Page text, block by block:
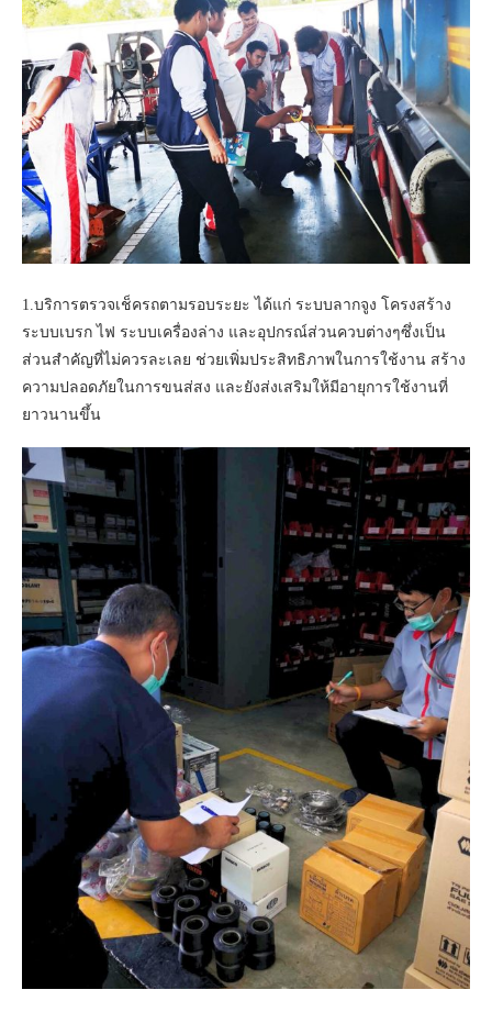
1.บริการตรวจเช็ครถตามรอบระยะ ได้แก่ ระบบลากจูง โครงสร้าง
ระบบเบรก ไฟ ระบบเครื่องล่าง และอุปกรณ์ส่วนควบต่างๆซึ่งเป็น
ส่วนสำคัญที่ไม่ควรละเลย ช่วยเพิ่มประสิทธิภาพในการใช้งาน สร้าง
ความปลอดภัยในการขนส่สง และยังส่งเสริมให้มีอายุการใช้งานที่
ยาวนานขึ้น